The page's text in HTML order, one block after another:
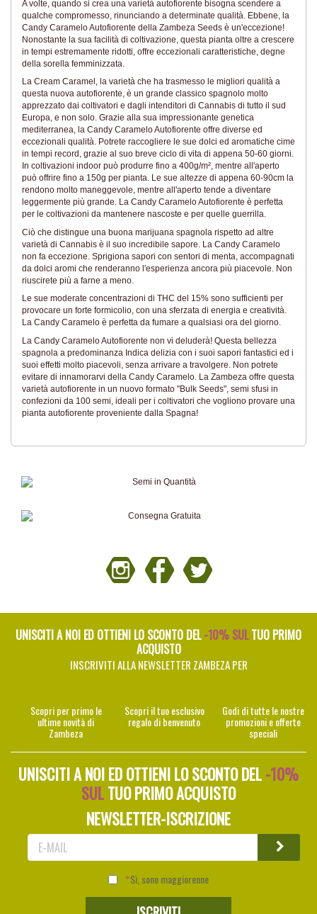
A volte, quando si crea una varietà autofiorente bisogna scendere a
qualche compromesso, rinunciando a determinate qualità. Ebbene, la
Candy Caramelo Autofiorente della Zambeza Seeds è un'eccezione!
Nonostante la sua facilità di coltivazione, questa pianta oltre a crescere
in tempi estremamente ridotti, offre eccezionali caratteristiche, degne
della sorella femminizzata.
La Cream Caramel, la varietà che ha trasmesso le migliori qualità a
questa nuova autofiorente, è un grande classico spagnolo molto
apprezzato dai coltivatori e dagli intenditori di Cannabis di tutto il sud
Europa, e non solo. Grazie alla sua impressionante genetica
mediterranea, la Candy Caramelo Autofiorente offre diverse ed
eccezionali qualità. Potrete raccogliere le sue dolci ed aromatiche cime
in tempi record, grazie al suo breve ciclo di vita di appena 50-60 giorni.
In coltivazioni indoor può produrre fino a 400g/m², mentre all'aperto
può offrire fino a 150g per pianta. Le sue altezze di appena 60-90cm la
rendono molto maneggevole, mentre all'aperto tende a diventare
leggermente più grande. La Candy Caramelo Autofiorente è perfetta
per le coltivazioni da mantenere nascoste e per quelle guerrilla.
Ciò che distingue una buona marijuana spagnola rispetto ad altre
varietà di Cannabis è il suo incredibile sapore. La Candy Caramelo
non fa eccezione. Sprigiona sapori con sentori di menta, accompagnati
da dolci aromi che renderanno l'esperienza ancora più piacevole. Non
riuscirete più a farne a meno.
Le sue moderate concentrazioni di THC del 15% sono sufficienti per
provocare un forte formicolio, con una sferzata di energia e creatività.
La Candy Caramelo è perfetta da fumare a qualsiasi ora del giorno.
La Candy Caramelo Autofiorente non vi deluderà! Questa bellezza
spagnola a predominanza Indica delizia con i suoi sapori fantastici ed i
suoi effetti molto piacevoli, senza arrivare a travolgere. Non potrete
evitare di innamorarvi della Candy Caramelo. La Zambeza offre questa
varietà autofiorente in un nuovo formato "Bulk Seeds", semi sfusi in
confezioni da 100 semi, ideali per i coltivatori che vogliono provare una
pianta autofiorente proveniente dalla Spagna!
UNISCITI A NOI ED OTTIENI LO SCONTO DEL-10% SULTUO PRIMO
ACQUISTO
INSCRIVITI ALLA NEWSLETTER ZAMBEZA PER
Scopri per primo le
ultime novità di
Zambeza
Scopri il tuo esclusivo
regalo di benvenuto
Godi di tutte le nostre
promozioni e offerte
speciali
UNISCITI A NOI ED OTTIENI LO SCONTO DEL-10%
SULTUO PRIMO ACQUISTO
NEWSLETTER-ISCRIZIONE
Sì, sono maggiorenne